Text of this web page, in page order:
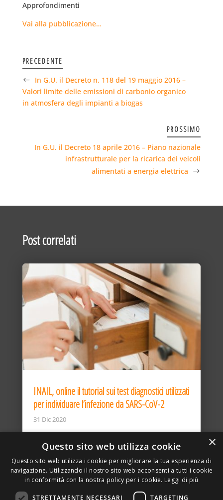
Approfondimenti
Vai alla pubblicazione…
PRECEDENTE
In G.U. il Decreto n. 118 del 19 maggio 2016 –
Valori limite delle emissioni di carbonio organico
in atmosfera degli impianti a biogas
PROSSIMO
In G.U. il Decreto 18 aprile 2016 – Piano nazionale
infrastrutturale per la ricarica dei veicoli
alimentati a energia elettrica
Post correlati
INAIL, online il tutorial sui test diagnostici utilizzati
per individuare l’infezione da SARS-CoV-2
31 Dic 2020
×
Questo sito web utilizza cookie
Questo sito web utilizza i cookie per migliorare la tua esperienza di
navigazione. Utilizzando il nostro sito web acconsenti a tutti i cookie
in conformità con la nostra policy per i cookie. Leggi di più
STRETTAMENTE NECESSARI TARGETING